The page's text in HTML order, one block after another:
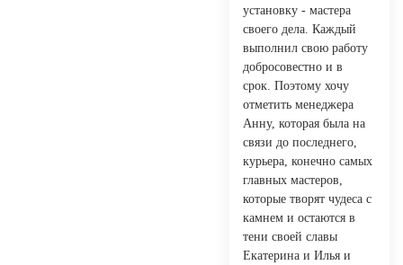
установку - мастера
своего дела. Каждый
выполнил свою работу
добросовестно и в
срок. Поэтому хочу
отметить менеджера
Анну, которая была на
связи до последнего,
курьера, конечно самых
главных мастеров,
которые творят чудеса с
камнем и остаются в
тени своей славы
Екатерина и Илья и